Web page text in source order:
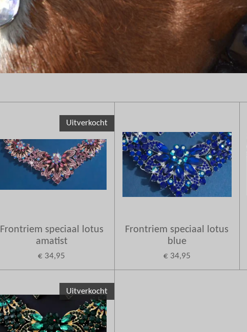
Uitverkocht
Frontriem speciaal lotus
amatist
€ 34,95
Frontriem speciaal lotus
blue
€ 34,95
Uitverkocht